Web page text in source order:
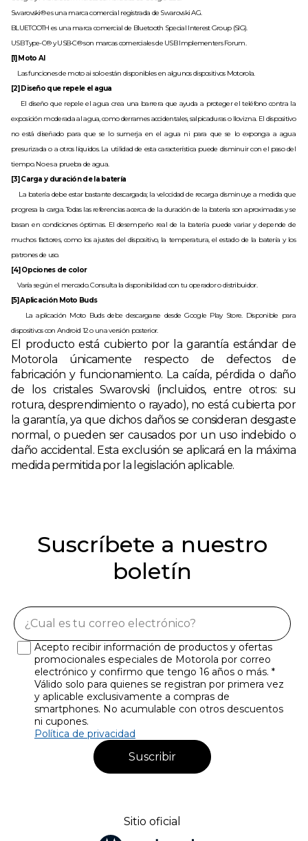
Swarovski® es una marca comercial registrada de Swarovski AG.
BLUETOOTH es una marca comercial de Bluetooth Special Interest Group (SIG).
USB Type-C® y USB-C® son marcas comerciales de USB Implementers Forum.
[1] Moto AI
Las funciones de moto ai solo están disponibles en algunos dispositivos Motorola.
[2] Diseño que repele el agua
exposición moderada al agua, como derrames accidentales, salpicaduras o llovizna. El dispositivo
no está diseñado para que se lo sumerja en el agua ni para que se lo exponga a agua
presurizada o a otros líquidos. La utilidad de esta característica puede disminuir con el paso del
tiempo. No es a prueba de agua.
[3] Carga y duración de la batería
progresa la carga. Todas las referencias acerca de la duración de la batería son aproximadas y se
basan en condiciones óptimas. El desempeño real de la batería puede variar y depende de
muchos factores, como los ajustes del dispositivo, la temperatura, el estado de la batería y los
patrones de uso.
[4] Opciones de color
Varía según el mercado. Consulta la disponibilidad con tu operador o distribuidor.
[5] Aplicación Moto Buds
dispositivos con Android 12 o una versión posterior.
El producto está cubierto por la garantía estándar de
Motorola únicamente respecto de defectos de
fabricación y funcionamiento. La caída, pérdida o daño
de los cristales Swarovski (incluidos, entre otros: su
rotura, desprendimiento o rayado), no está cubierta por
la garantía, ya que dichos daños se consideran desgaste
normal, o pueden ser causados por un uso indebido o
daño accidental. Esta exclusión se aplicará en la máxima
medida permitida por la legislación aplicable.
Suscríbete a nuestro
boletín
Suscribir
Acepto recibir información de productos y ofertas
promocionales especiales de Motorola por correo
electrónico y confirmo que tengo 16 años o más. *
Válido solo para quienes se registran por primera vez
y aplicable exclusivamente a compras de
smartphones. No acumulable con otros descuentos
ni cupones.
Política de privacidad
Sitio oficial